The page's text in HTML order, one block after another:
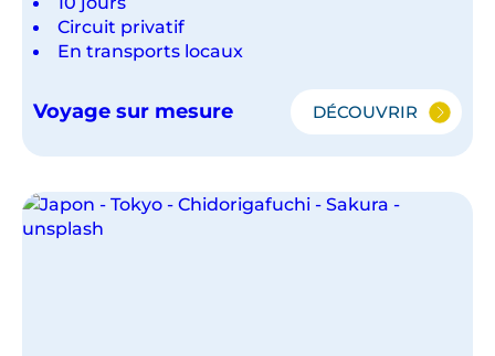
Circuit privatif
En transports locaux
Voyage sur mesure DÉCOUVRIR
LE
FAMILLE